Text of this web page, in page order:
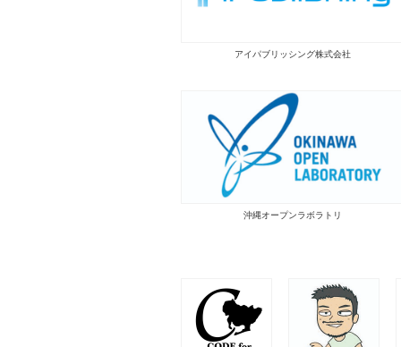
アイパブリッシング株式会社
沖縄オープンラボラトリ